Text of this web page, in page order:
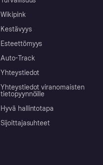
Wikipink
Kestävyys
Esteettömyys
Auto-Track
Yhteystiedot
Yhteystiedot viranomaisten
tietopyynnöille
Hyvä hallintotapa
Sijoittajasuhteet